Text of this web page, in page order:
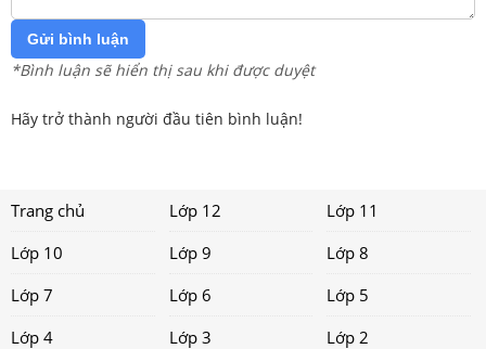
Gửi bình luận
*Bình luận sẽ hiển thị sau khi được duyệt
Hãy trở thành người đầu tiên bình luận!
Trang chủ Lớp 12
Lớp 11
Lớp 10
Lớp 9
Lớp 8
Lớp 7
Lớp 6
Lớp 5
Lớp 4
Lớp 3
Lớp 2